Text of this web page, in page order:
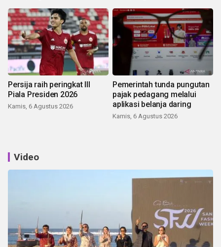
Persija raih peringkat III
Piala Presiden 2026
Kamis, 6 Agustus 2026
Pemerintah tunda pungutan
pajak pedagang melalui
aplikasi belanja daring
Kamis, 6 Agustus 2026
Video